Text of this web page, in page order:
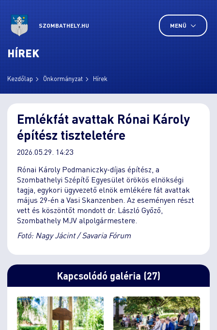
SZOMBATHELY.HU MENÜ
HÍREK
Kezdőlap Önkormányzat Hírek
Emlékfát avattak Rónai Károly
építész tiszteletére
2026.05.29. 14:23
Rónai Károly Podmaniczky-díjas építész, a
Szombathelyi Szépítő Egyesület örökös elnökségi
tagja, egykori ügyvezető elnök emlékére fát avattak
május 29-én a Vasi Skanzenben. Az eseményen részt
vett és köszöntőt mondott dr. László Győző,
Szombathely MJV alpolgármestere.
Fotó: Nagy Jácint / Savaria Fórum
Kapcsolódó galéria (27)